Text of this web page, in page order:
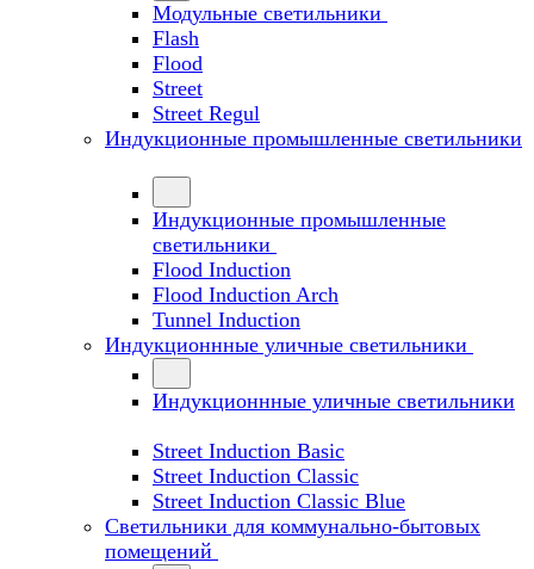
Модульные светильники
Flash
Flood
Street
Street Regul
Индукционные промышленные светильники
Индукционные промышленные
светильники
Flood Induction
Flood Induction Arch
Tunnel Induction
Индукционнные уличные светильники
Индукционнные уличные светильники
Street Induction Basic
Street Induction Classic
Street Induction Classic Blue
Светильники для коммунально-бытовых
помещений